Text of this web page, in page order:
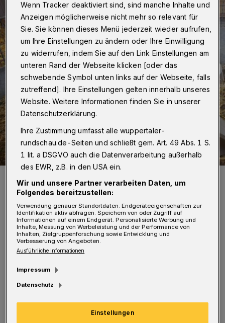
Foto: Wuppertaler Tierheim
D iese hübschen Widderkaninchen mit den
herabhängenden Ohren, das kastrierte
Böckchen Blitz und die süße Marie, suchen ein
Bewegung und Beschäftigung.Die Fellnasen
Wenn Tracker deaktiviert sind, sind manche Inhalte und
Anzeigen möglicherweise nicht mehr so relevant für
Sie. Sie können dieses Menü jederzeit wieder aufrufen,
um Ihre Einstellungen zu ändern oder Ihre Einwilligung
zu widerrufen, indem Sie auf den Link Einstellungen am
unteren Rand der Webseite klicken [oder das
schwebende Symbol unten links auf der Webseite, falls
zutreffend]. Ihre Einstellungen gelten innerhalb unseres
Website. Weitere Informationen finden Sie in unserer
Datenschutzerklärung.
Ihre Zustimmung umfasst alle wuppertaler-
rundschau.de-Seiten und schließt gem. Art. 49 Abs. 1 S.
1 lit. a DSGVO auch die Datenverarbeitung außerhalb
des EWR, z.B. in den USA ein.
Wir und unsere Partner verarbeiten Daten, um
Folgendes bereitzustellen:
Verwendung genauer Standortdaten. Endgeräteeigenschaften zur
Identifikation aktiv abfragen. Speichern von oder Zugriff auf
Informationen auf einem Endgerät. Personalisierte Werbung und
Inhalte, Messung von Werbeleistung und der Performance von
Inhalten, Zielgruppenforschung sowie Entwicklung und
Verbesserung von Angeboten.
Ausführliche Informationen
Impressum
Datenschutz
Einstellungen